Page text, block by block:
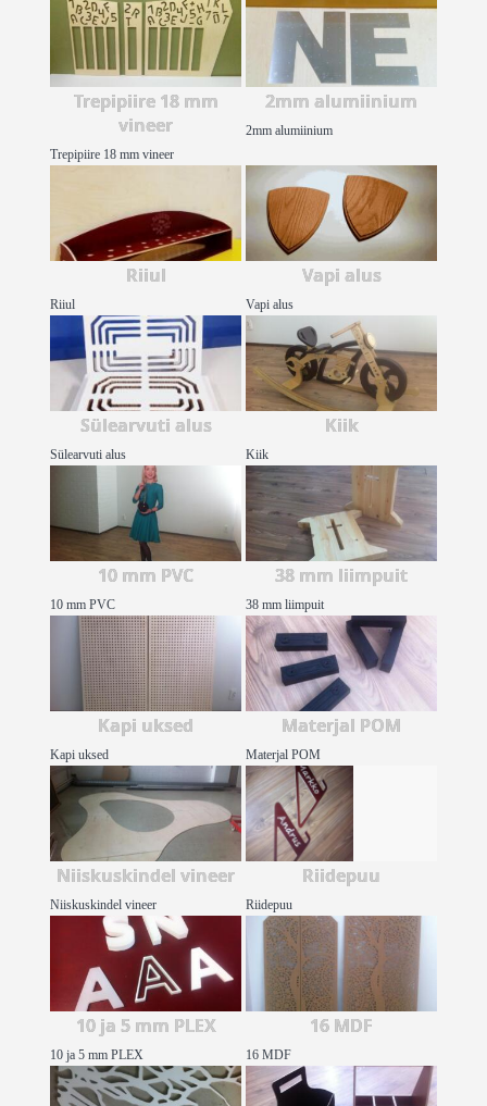
Trepipiire 18 mm
vineer
Trepipiire 18 mm vineer
2mm alumiinium
2mm alumiinium
Riiul
Riiul
Vapi alus
Vapi alus
Sülearvuti alus
Sülearvuti alus
Kiik
Kiik
10 mm PVC
10 mm PVC
38 mm liimpuit
38 mm liimpuit
Kapi uksed
Kapi uksed
Materjal POM
Materjal POM
Niiskuskindel vineer
Niiskuskindel vineer
Riidepuu
Riidepuu
10 ja 5 mm PLEX
10 ja 5 mm PLEX
16 MDF
16 MDF